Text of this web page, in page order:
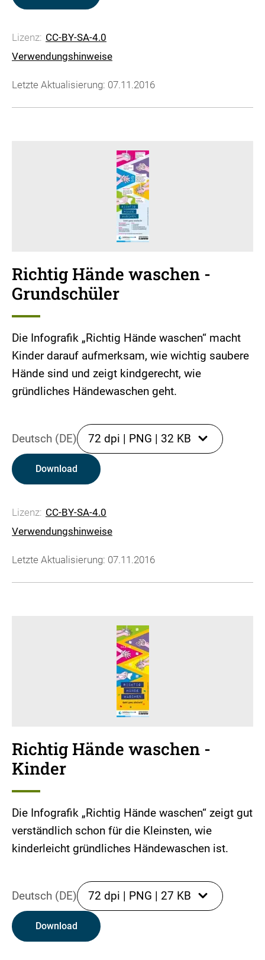
Lizenz: CC-BY-SA-4.0
Verwendungshinweise
Letzte Aktualisierung: 07.11.2016
Richtig Hände waschen -
Grundschüler
Die Infografik „Richtig Hände waschen“ macht
Kinder darauf aufmerksam, wie wichtig saubere
Hände sind und zeigt kindgerecht, wie
gründliches Händewaschen geht.
Deutsch (DE) 72 dpi | PNG | 32 KB
Download
Lizenz: CC-BY-SA-4.0
Verwendungshinweise
Letzte Aktualisierung: 07.11.2016
Richtig Hände waschen -
Kinder
Die Infografik „Richtig Hände waschen“ zeigt gut
verständlich schon für die Kleinsten, wie
kinderleicht gründliches Händewaschen ist.
Deutsch (DE) 72 dpi | PNG | 27 KB
Download